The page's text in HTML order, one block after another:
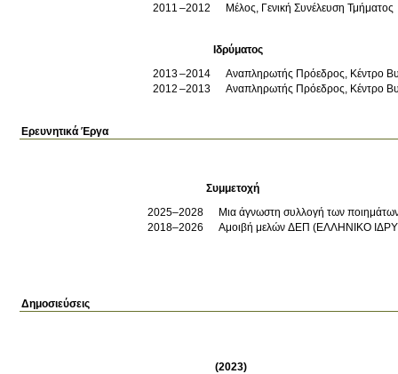
2011
2012 Μέλος, Γενική Συνέλευση Τμήματος
Ιδρύματος
2013
2014
Αναπληρωτής Πρόεδρος, Κέντρο
2012
2013 Αναπληρωτής Πρόεδρος, Κέντρο
Ερευνητικά Έργα
Συμμετοχή
2025–2028
Μια άγνωστη συλλογή των
2018–2026
Αμοιβή μελών ΔΕΠ (ΕΛΛΗΝΙΚΟ
Δημοσιεύσεις
(2023)